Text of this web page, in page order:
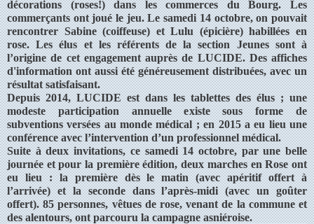
décorations (roses!) dans les commerces du Bourg. Les
commerçants ont joué le jeu. Le samedi 14 octobre, on pouvait
rencontrer Sabine (coiffeuse) et Lulu (épicière) habillées en
rose. Les élus et les référents de la section Jeunes sont à
l’origine de cet engagement auprès de LUCIDE. Des affiches
d'information ont aussi été généreusement distribuées, avec un
résultat satisfaisant.
Depuis 2014, LUCIDE est dans les tablettes des élus ; une
modeste participation annuelle existe sous forme de
subventions versées au monde médical ; en 2015 a eu lieu une
conférence avec l’intervention d’un professionnel médical.
Suite à deux invitations, ce samedi 14 octobre, par une belle
journée et pour la première édition, deux marches en Rose ont
eu lieu : la première dès le matin (avec apéritif offert à
l’arrivée) et la seconde dans l’après-midi (avec un goûter
offert). 85 personnes, vêtues de rose, venant de la commune et
des alentours, ont parcouru la campagne asniéroise.